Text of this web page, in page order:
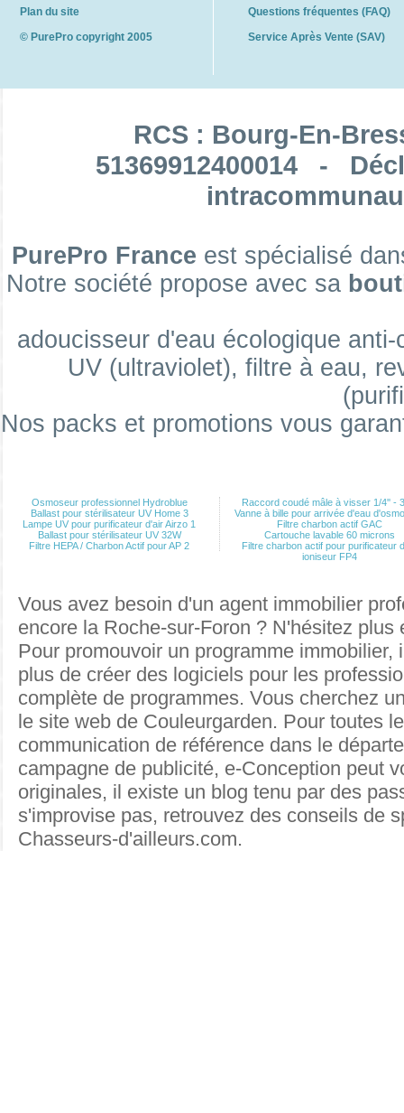
Raccord rapide pour osmoseur
Raccord rapide 1/4'' coudé à tige
Raccord coudé femelle 1/4'' - 1/8'' à
Raccord coudé mâle à visser 1/4'' - 1/4''
Raccord coudé mâle à visser 1/4'' - 1/8''
Raccord coudé mâle à visser 1/4'' - 3/8''
Connecteur mâle 1/4'' - 1/8''
Connecteur mâle 1/4'' - 1/4''
Plan du site
© PurePro copyright 2005
Questions fréquentes (FAQ)
Service Après Vente (SAV)
RCS : Bourg-En-
51369912400014 -
PurePro France est spécialisé
Notre société propose avec sa
adoucisseur d'eau écologique
UV (ultraviolet), filtre à eau,
Nos packs et promotions vous
Osmoseur professionnel Hydroblue
Ballast pour stérilisateur UV Home 3
Lampe UV pour purificateur d'air Airzo 1
Ballast pour stérilisateur UV 32W
Filtre HEPA / Charbon Actif pour AP 2
Raccord coudé mâle à visser 1/4'' -
Vanne à bille pour arrivée d'eau
Filtre charbon actif GAC
Cartouche lavable 60 microns
Filtre charbon actif pour purificateur
ioniseur FP4
Vous avez besoin d'un agent immobilier
encore la Roche-sur-Foron ? N'hésitez
Pour promouvoir un programme immobilier,
plus de créer des logiciels pour les
complète de programmes. Vous cherchez
le site web de Couleurgarden. Pour toutes
communication de référence dans le
campagne de publicité, e-Conception peut
originales, il existe un blog tenu par des
s'improvise pas, retrouvez des conseils de
Chasseurs-d'ailleurs.com.